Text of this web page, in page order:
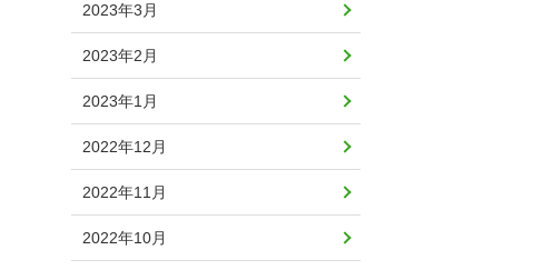
2023年3月
2023年2月
2023年1月
2022年12月
2022年11月
2022年10月